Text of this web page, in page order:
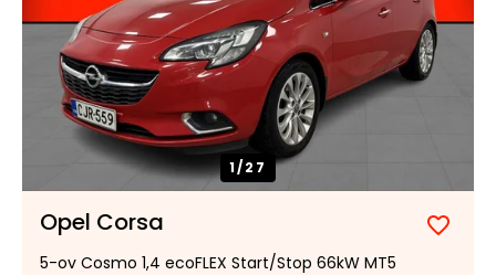
1/27
Opel Corsa
Lisää
5-ov Cosmo 1,4 ecoFLEX Start/Stop 66kW MT5